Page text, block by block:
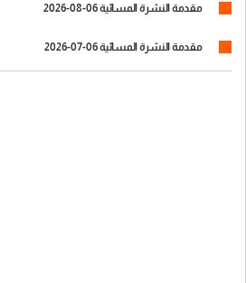
مقدمة النشرة المسائية 06-08-2026
مقدمة النشرة المسائية 06-07-2026